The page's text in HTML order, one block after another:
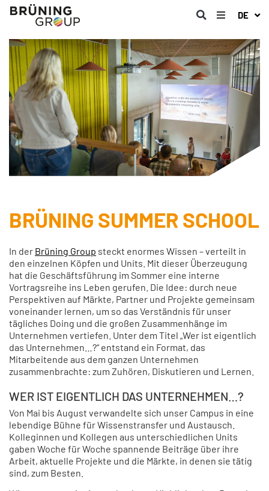
DE
BRÜNING SUMMER SCHOOL
In der Brüning Group steckt enormes Wissen – verteilt in
den einzelnen Köpfen und Units. Mit dieser Überzeugung
hat die Geschäftsführung im Sommer eine interne
Vortragsreihe ins Leben gerufen. Die Idee: durch neue
Perspektiven auf Märkte, Partner und Projekte gemeinsam
voneinander lernen, um so das Verständnis für unser
tägliches Doing und die großen Zusammenhänge im
Unternehmen vertiefen. Unter dem Titel „Wer ist eigentlich
das Unternehmen…?“ entstand ein Format, das
Mitarbeitende aus dem ganzen Unternehmen
zusammenbrachte: zum Zuhören, Diskutieren und Lernen.
WER IST EIGENTLICH DAS UNTERNEHMEN…?
Von Mai bis August verwandelte sich unser Campus in eine
lebendige Bühne für Wissenstransfer und Austausch.
Kolleginnen und Kollegen aus unterschiedlichen Units
gaben Woche für Woche spannende Beiträge über ihre
Arbeit, aktuelle Projekte und die Märkte, in denen sie tätig
sind, zum Besten.